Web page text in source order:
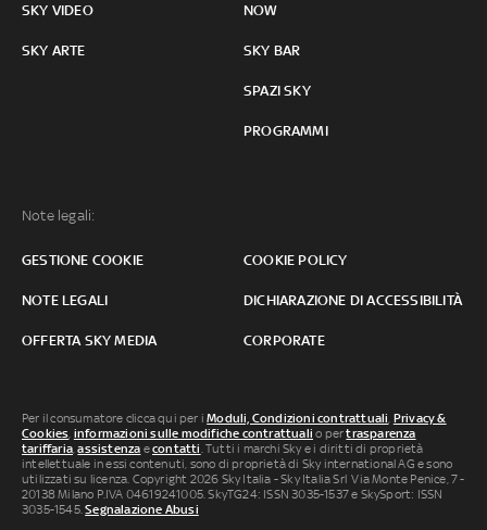
SKY VIDEO
SKY ARTE
NOW
SKY BAR
SPAZI SKY
PROGRAMMI
Note legali:
GESTIONE COOKIE COOKIE POLICY
NOTE LEGALI DICHIARAZIONE DI ACCESSIBILITÀ
OFFERTA SKY MEDIA CORPORATE
Per il consumatore clicca qui per iModuli, Condizioni contrattuali, Privacy &
Cookies, informazioni sulle modifiche contrattuali o pertrasparenza
tariffaria,assistenza econtatti. Tutti i marchi Sky e i diritti di proprietà
intellettuale in essi contenuti, sono di proprietà di Sky international AG e sono
utilizzati su licenza. Copyright 2026 Sky Italia - Sky Italia Srl Via Monte Penice, 7 -
20138 Milano P.IVA 04619241005. SkyTG24: ISSN 3035-1537 e SkySport: ISSN
3035-1545.Segnalazione Abusi